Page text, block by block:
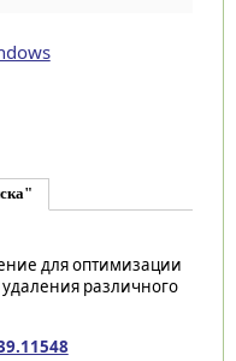
для оптимизации
различного